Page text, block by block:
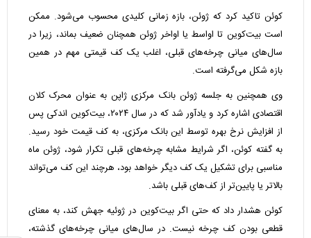
کوئن تاکید کرد که ژوئن، بازه‌ زمانی کلیدی محسوب می‌شود. ممکن
است بیت‌کوین تا اواسط یا اواخر ژوئن همچنان ضعیف بماند، زیرا در
سال‌های میانی چرخه‌های قبلی، اغلب یک کف قیمتی مهم در همین
بازه شکل می‌گرفته است.
وی همچنین به جلسه‌ ژوئن بانک مرکزی ژاپن به عنوان محرک کلان
اقتصادی اشاره کرد و یادآور شد که در سال ۲۰۲۴، بیت‌کوین اندکی پس
از افزایش نرخ بهره توسط این بانک مرکزی، به کف قیمت خود رسید.
به گفته‌ کوئن، اگر شرایط مشابه چرخه‌های قبلی تکرار شود، ژوئن ماه
مناسبی برای تشکیل یک کف دیگر خواهد بود، هرچند این کف می‌تواند
بالاتر یا پایین‌تر از کف‌های قبلی باشد.
کوئن هشدار داد که حتی اگر بیت‌کوین در ژوئیه جهش کند، به معنای
قطعی بودن کف چرخه نیست. در سال‌های میانی چرخه‌های گذشته،